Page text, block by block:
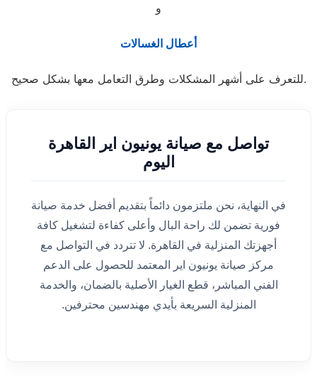
و
أعطال الغسالات
للتعرف على أشهر المشكلات وطرق التعامل معها بشكل صحيح.
تواصل مع صيانة يونيون اير القاهرة
اليوم
في النهاية، نحن ملتزمون دائماً بتقديم أفضل خدمة صيانة
فورية تضمن لك راحة البال وأعلى كفاءة لتشغيل كافة
أجهزتك المنزلية في القاهرة. لا تتردد في التواصل مع
مركز صيانة يونيون اير المعتمد للحصول على الدعم
الفني المباشر، قطع الغيار الأصلية بالضمان، والخدمة
المنزلية السريعة بأيدي مهندسين محترفين.